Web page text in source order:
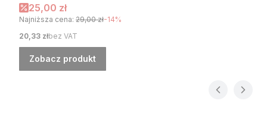
Cena promocyjna
25,00 zł
Najniższa cena: 29,00 zł-14%
Cena
20,33 złbez VAT
Zobacz produkt